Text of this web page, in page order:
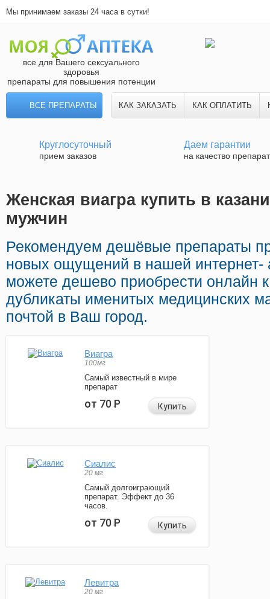
Мы принимаем заказы 24 часа в сутки!
все для Вашего сексуального
здоровья
препараты для повышения потенции
ВСЕ ПРЕПАРАТЫ КАК ЗАКАЗАТЬ КАК ОПЛАТИТЬ
Круглосуточный
прием заказов
Даем гарантии
на качество
Женская виагра купить в
мужчин
Рекомендуем дешёвые препараты
новых ощущений в нашей интернет-
можете дешево приобрести онлайн
дубликаты именитых медицинских
почтой в Ваш город.
Виагра
100мг
Самый известный в мире
препарат
от 70Р Купить
Сиалис
20 мг
Самый долгоиграющий
препарат. Эффект до 36
часов.
от 70Р Купить
Левитра
20 мг